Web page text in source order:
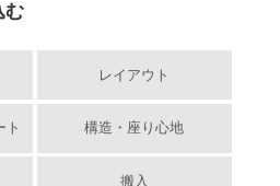
む
レイアウト
ト 構造・座り心地
搬入